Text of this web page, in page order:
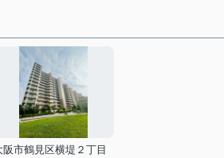
阪市鶴見区横堤２丁目